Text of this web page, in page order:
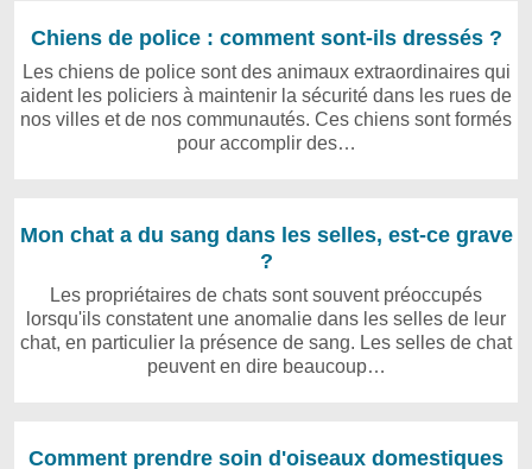
Chiens de police : comment sont-ils dressés ?
Les chiens de police sont des animaux extraordinaires qui
aident les policiers à maintenir la sécurité dans les rues de
nos villes et de nos communautés. Ces chiens sont formés
pour accomplir des…
Mon chat a du sang dans les selles, est-ce grave
?
Les propriétaires de chats sont souvent préoccupés
lorsqu'ils constatent une anomalie dans les selles de leur
chat, en particulier la présence de sang. Les selles de chat
peuvent en dire beaucoup…
Comment prendre soin d'oiseaux domestiques